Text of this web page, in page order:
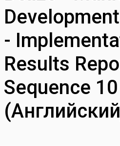
-
Results
Sequence 10